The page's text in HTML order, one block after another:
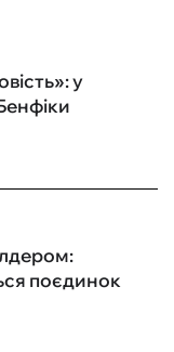
у
поєдинок